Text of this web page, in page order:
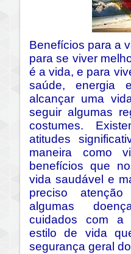
Benefícios para a
para se viver
é a vida, e para
saúde, energia
alcançar uma
seguir algumas
costumes.
atitudes
maneira como
benefícios que
vida saudável e
preciso
algumas
cuidados com a
estilo de vida
segurança geral